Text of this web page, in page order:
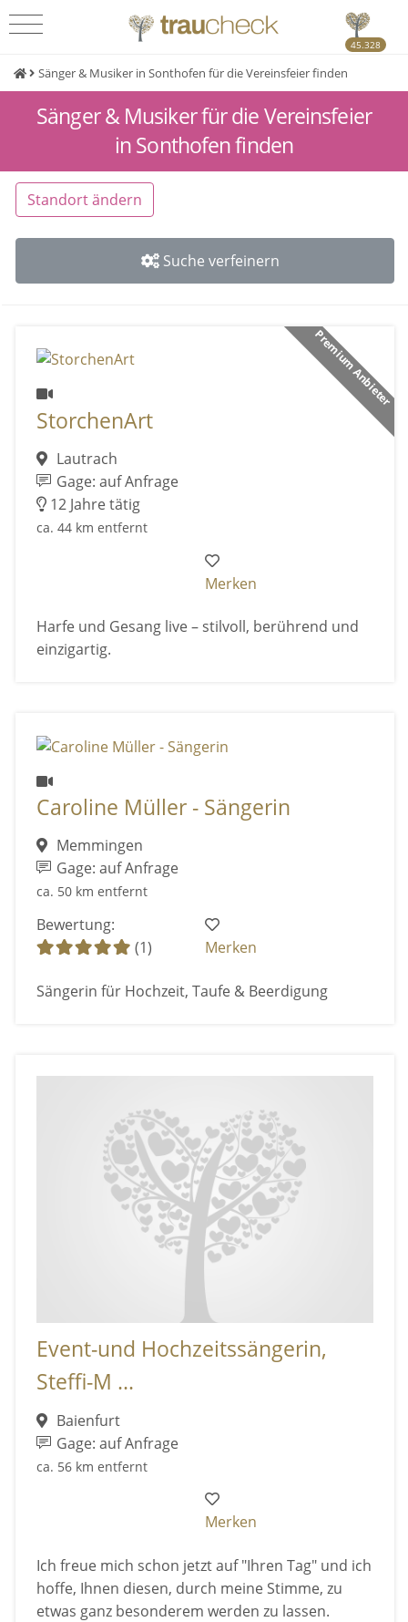
45.328
Sänger & Musiker in Sonthofen für die Vereinsfeier finden
Sänger & Musiker für die Vereinsfeier
in Sonthofen finden
Standort ändern
Suche verfeinern
Premium Anbieter
StorchenArt
Lautrach
Gage: auf Anfrage
12 Jahre tätig
ca. 44 km entfernt
Merken
Harfe und Gesang live – stilvoll, berührend und
einzigartig.
Caroline Müller - Sängerin
Memmingen
Gage: auf Anfrage
ca. 50 km entfernt
Bewertung:
(1)
Merken
Sängerin für Hochzeit, Taufe & Beerdigung
Event-und Hochzeitssängerin,
Steffi-M ...
Baienfurt
Gage: auf Anfrage
ca. 56 km entfernt
Merken
Ich freue mich schon jetzt auf "Ihren Tag" und ich
hoffe, Ihnen diesen, durch meine Stimme, zu
etwas ganz besonderem werden zu lassen.